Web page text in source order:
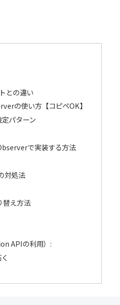
との違い
の使い方【コピペOK】
パターン
で実装する方法
対処法
替え方法
APIの利用）: